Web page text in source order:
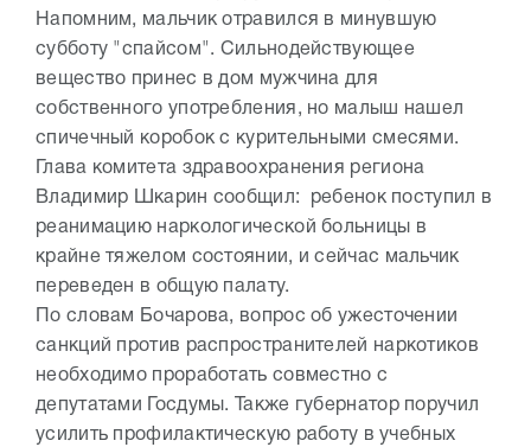
Напомним, мальчик отравился в минувшую
субботу "спайсом". Сильнодействующее
вещество принес в дом мужчина для
собственного употребления, но малыш нашел
спичечный коробок с курительными смесями.
Глава комитета здравоохранения региона
Владимир Шкарин сообщил: ребенок поступил в
реанимацию наркологической больницы в
крайне тяжелом состоянии, и сейчас мальчик
переведен в общую палату.
По словам Бочарова, вопрос об ужесточении
санкций против распространителей наркотиков
необходимо проработать совместно с
депутатами Госдумы. Также губернатор поручил
усилить профилактическую работу в учебных